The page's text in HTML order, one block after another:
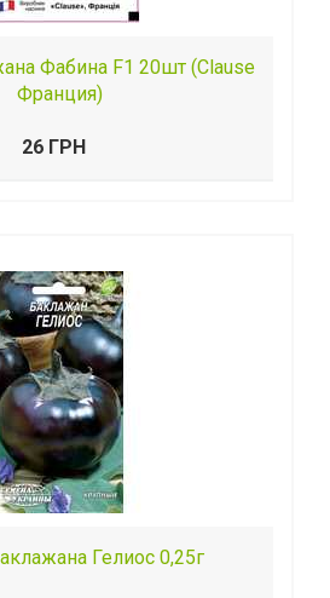
Фабина F1 20шт (Clause
Франция)
26 ГРН
Гелиос 0,25г